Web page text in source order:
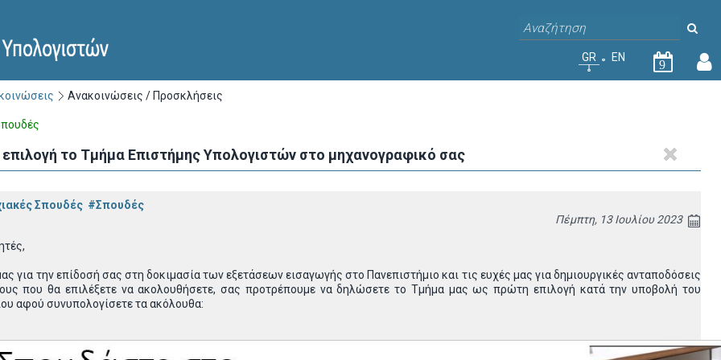
GR EN
9
Ανακοινώσεις / Προσκλήσεις
επιλογή το Τμήμα Επιστήμης Υπολογιστών στο μηχανογραφικό σας
Σπουδές #Σπουδές
Πέμπτη, 13 Ιουλίου 2023
για την επίδοσή σας στη δοκιμασία των εξετάσεων εισαγωγής στο Πανεπιστήμιο και τις ευχές μας για δημιουργικές ανταποδόσεις
που θα επιλέξετε να ακολουθήσετε, σας προτρέπουμε να δηλώσετε το Τμήμα μας ως πρώτη επιλογή κατά την υποβολή του
αφού συνυπολογίσετε τα ακόλουθα: